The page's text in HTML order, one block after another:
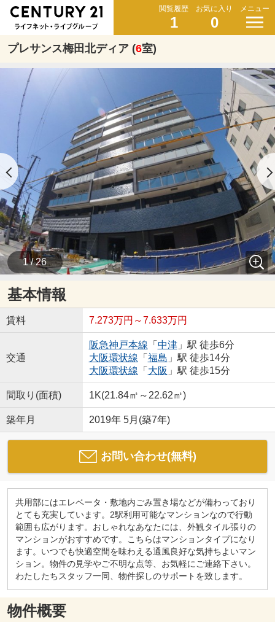
閲覧履歴
1
お気に入り
0
メニュー
プレサンス梅田北ディア (6室)
1 / 26
基本情報
賃料 7.273万円～7.633万円
交通
阪急神戸本線 「 中津」駅 徒歩6分
大阪環状線 「 福島 」駅 徒歩14分
大阪環状線 「 大阪 」駅 徒歩15分
間取り(面積) 1K(21.84㎡～22.62㎡)
築年月 2019年 5月(築7年)
お問い合わせ(無料)
共用部にはエレベータ・敷地内ごみ置き場などが備わっており
とても充実しています。2駅利用可能なマンションなので行動
範囲も広がります。おしゃれなあなたには、外観タイル張りの
マンションがおすすめです。こちらはマンションタイプになり
ます。いつでも快適空間を味わえる通風良好な気持ちよいマン
ション。物件の見学やご不明な点等、お気軽にご連絡下さい。
わたしたちスタッフ一同、物件探しのサポートを致します。
物件概要